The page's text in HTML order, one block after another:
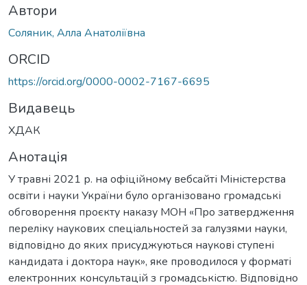
Автори
Соляник, Алла Анатоліївна
ORCID
https://orcid.org/0000-0002-7167-6695
Видавець
ХДАК
Анотація
У травні 2021 р. на офіційному вебсайті Міністерства
освіти і науки України було організовано громадські
обговорення проєкту наказу МОН «Про затвердження
переліку наукових спеціальностей за галузями науки,
відповідно до яких присуджуються наукові ступені
кандидата і доктора наук», яке проводилося у форматі
електронних консультацій з громадськістю. Відповідно